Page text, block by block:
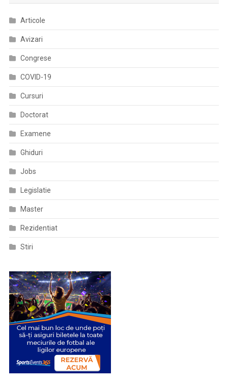
Articole
Avizari
Congrese
COVID-19
Cursuri
Doctorat
Examene
Ghiduri
Jobs
Legislatie
Master
Rezidentiat
Stiri